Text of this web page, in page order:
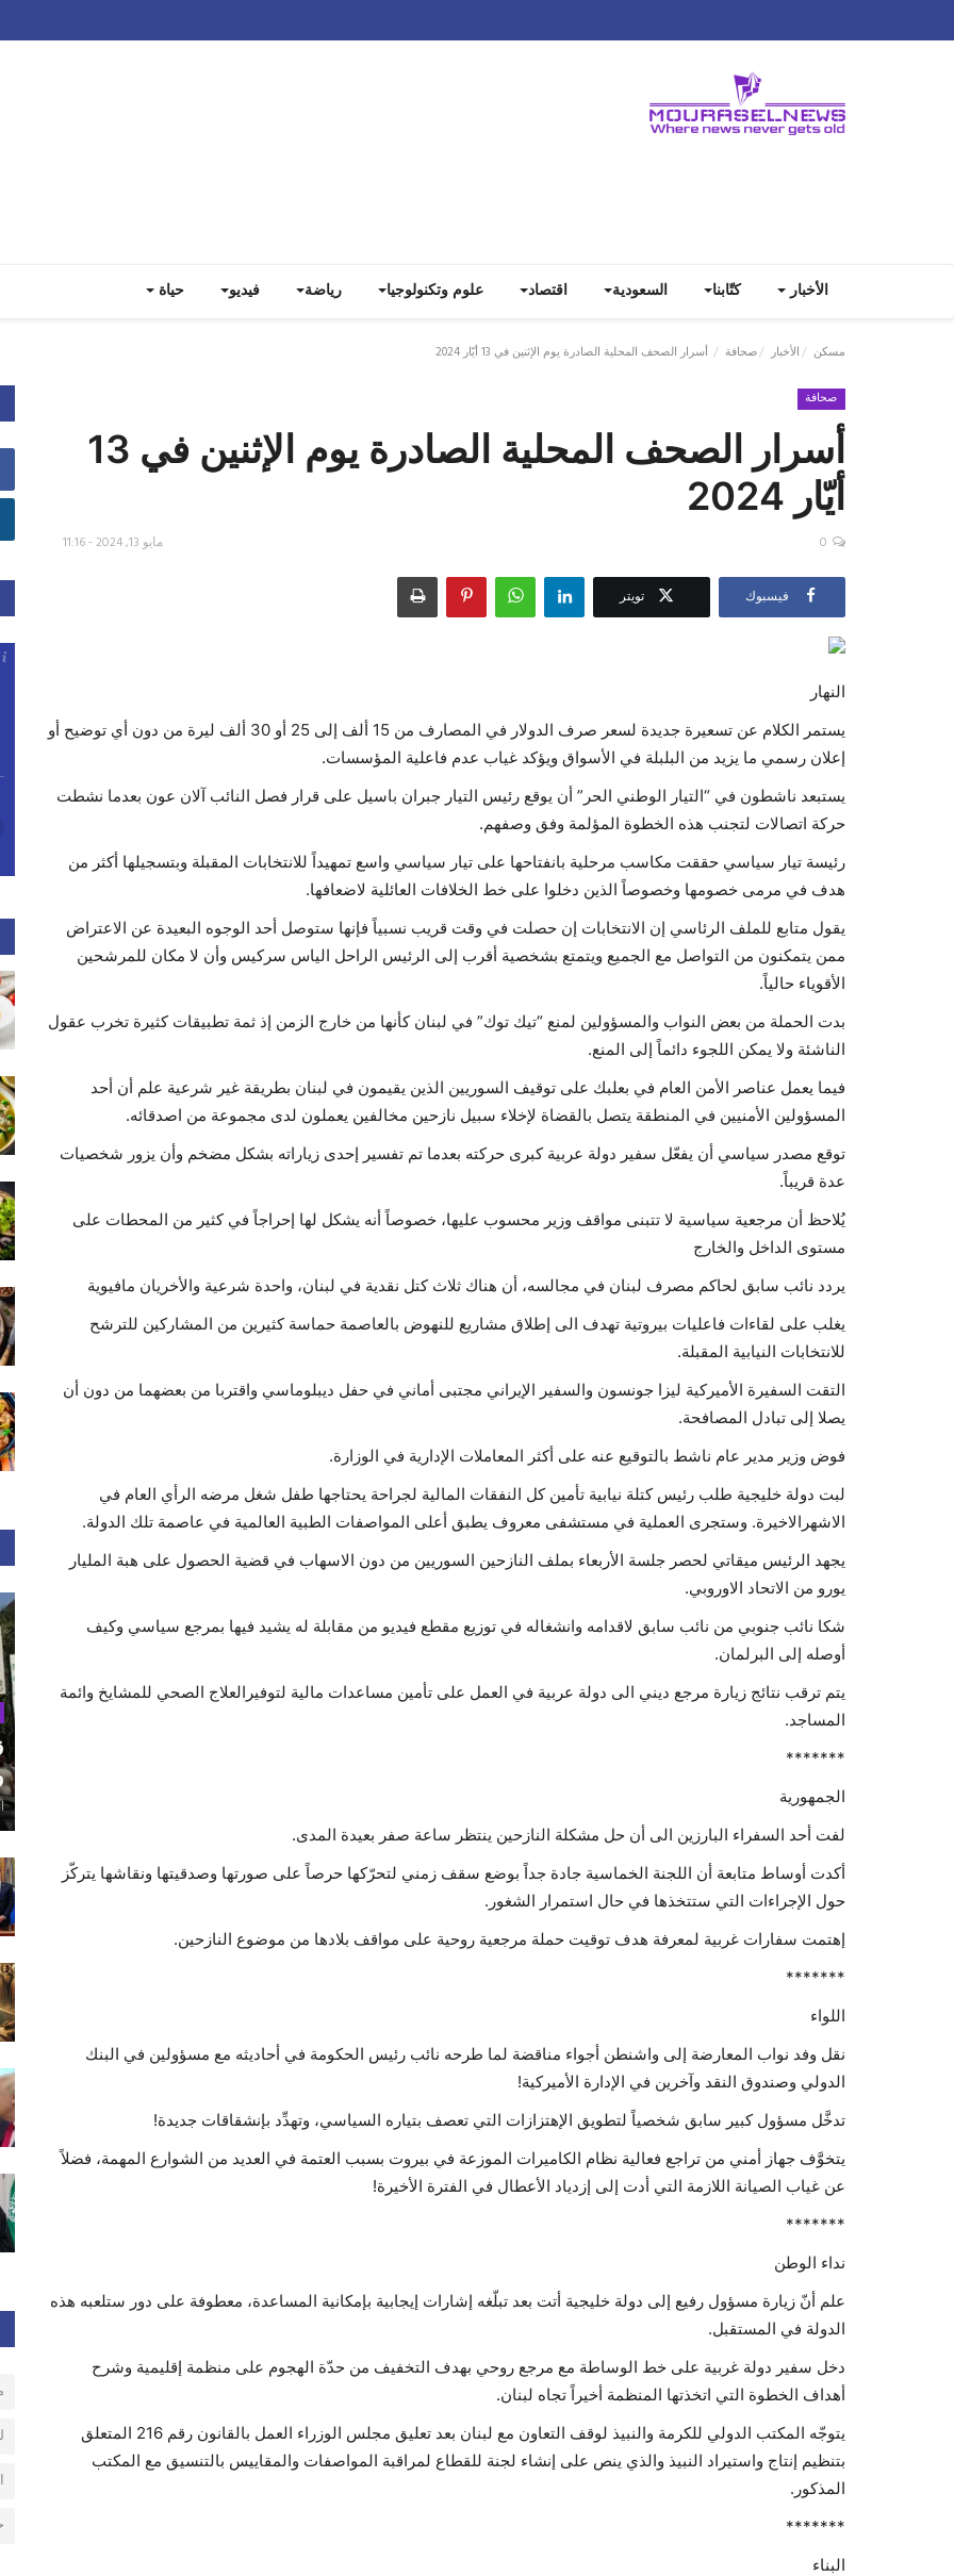
الأخبار كتّابنا السعودية اقتصاد علوم وتكنولوجيا رياضة فيديو حياة
مسكن الأخبار صحافة أسرار الصحف المحلية الصادرة يوم الإثنين في 13 أيّار 2024
صحافة
أسرار الصحف المحلية الصادرة يوم الإثنين في 13
أيّار 2024
مايو 13, 2024 - 11:16 0
فيسبوك تويتر
النهار
يستمر الكلام عن تسعيرة جديدة لسعر صرف الدولار في المصارف من 15 ألف إلى 25 أو 30 ألف ليرة من دون أي توضيح أو
إعلان رسمي ما يزيد من البلبلة في الأسواق ويؤكد غياب عدم فاعلية المؤسسات.
يستبعد ناشطون في “التيار الوطني الحر” أن يوقع رئيس التيار جبران باسيل على قرار فصل النائب آلان عون بعدما نشطت
حركة اتصالات لتجنب هذه الخطوة المؤلمة وفق وصفهم.
رئيسة تيار سياسي حققت مكاسب مرحلية بانفتاحها على تيار سياسي واسع تمهيداً للانتخابات المقبلة وبتسجيلها أكثر من
هدف في مرمى خصومها وخصوصاً الذين دخلوا على خط الخلافات العائلية لاضعافها.
يقول متابع للملف الرئاسي إن الانتخابات إن حصلت في وقت قريب نسبياً فإنها ستوصل أحد الوجوه البعيدة عن الاعتراض
ممن يتمكنون من التواصل مع الجميع ويتمتع بشخصية أقرب إلى الرئيس الراحل الياس سركيس وأن لا مكان للمرشحين
الأقوياء حالياً.
بدت الحملة من بعض النواب والمسؤولين لمنع “تيك توك” في لبنان كأنها من خارج الزمن إذ ثمة تطبيقات كثيرة تخرب عقول
الناشئة ولا يمكن اللجوء دائماً إلى المنع.
فيما يعمل عناصر الأمن العام في بعلبك على توقيف السوريين الذين يقيمون في لبنان بطريقة غير شرعية علم أن أحد
المسؤولين الأمنيين في المنطقة يتصل بالقضاة لإخلاء سبيل نازحين مخالفين يعملون لدى مجموعة من اصدقائه.
توقع مصدر سياسي أن يفعّل سفير دولة عربية كبرى حركته بعدما تم تفسير إحدى زياراته بشكل مضخم وأن يزور شخصيات
عدة قريباً.
يُلاحظ أن مرجعية سياسية لا تتبنى مواقف وزير محسوب عليها، خصوصاً أنه يشكل لها إحراجاً في كثير من المحطات على
مستوى الداخل والخارج
يردد نائب سابق لحاكم مصرف لبنان في مجالسه، أن هناك ثلاث كتل نقدية في لبنان، واحدة شرعية والأخريان مافيوية
يغلب على لقاءات فاعليات بيروتية تهدف الى إطلاق مشاريع للنهوض بالعاصمة حماسة كثيرين من المشاركين للترشح
للانتخابات النيابية المقبلة.
التقت السفيرة الأميركية ليزا جونسون والسفير الإيراني مجتبى أماني في حفل ديبلوماسي واقتربا من بعضهما من دون أن
يصلا إلى تبادل المصافحة.
فوض وزير مدير عام ناشط بالتوقيع عنه على أكثر المعاملات الإدارية في الوزارة.
لبت دولة خليجية طلب رئيس كتلة نيابية تأمين كل النفقات المالية لجراحة يحتاجها طفل شغل مرضه الرأي العام في
الاشهرالاخيرة. وستجرى العملية في مستشفى معروف يطبق أعلى المواصفات الطبية العالمية في عاصمة تلك الدولة.
يجهد الرئيس ميقاتي لحصر جلسة الأربعاء بملف النازحين السوريين من دون الاسهاب في قضية الحصول على هبة المليار
يورو من الاتحاد الاوروبي.
شكا نائب جنوبي من نائب سابق لاقدامه وانشغاله في توزيع مقطع فيديو من مقابلة له يشيد فيها بمرجع سياسي وكيف
أوصله إلى البرلمان.
يتم ترقب نتائج زيارة مرجع ديني الى دولة عربية في العمل على تأمين مساعدات مالية لتوفيرالعلاج الصحي للمشايخ وائمة
المساجد.
*******
الجمهورية
لفت أحد السفراء البارزين الى أن حل مشكلة النازحين ينتظر ساعة صفر بعيدة المدى.
أكدت أوساط متابعة أن اللجنة الخماسية جادة جداً بوضع سقف زمني لتحرّكها حرصاً على صورتها وصدقيتها ونقاشها يتركّز
حول الإجراءات التي ستتخذها في حال استمرار الشغور.
إهتمت سفارات غربية لمعرفة هدف توقيت حملة مرجعية روحية على مواقف بلادها من موضوع النازحين.
*******
اللواء
نقل وفد نواب المعارضة إلى واشنطن أجواء مناقضة لما طرحه نائب رئيس الحكومة في أحاديثه مع مسؤولين في البنك
الدولي وصندوق النقد وآخرين في الإدارة الأميركية!
تدخَّل مسؤول كبير سابق شخصياً لتطويق الإهتزازات التي تعصف بتياره السياسي، وتهدِّد بإنشقاقات جديدة!
يتخوَّف جهاز أمني من تراجع فعالية نظام الكاميرات الموزعة في بيروت بسبب العتمة في العديد من الشوارع المهمة، فضلاً
عن غياب الصيانة اللازمة التي أدت إلى إزدياد الأعطال في الفترة الأخيرة!
*******
نداء الوطن
علم أنّ زيارة مسؤول رفيع إلى دولة خليجية أتت بعد تبلّغه إشارات إيجابية بإمكانية المساعدة، معطوفة على دور ستلعبه هذه
الدولة في المستقبل.
‎دخل سفير دولة غربية على خط الوساطة مع مرجع روحي بهدف التخفيف من حدّة الهجوم على منظمة إقليمية وشرح
أهداف الخطوة التي اتخذتها المنظمة أخيراً تجاه لبنان.
يتوجّه المكتب الدولي للكرمة والنبيذ لوقف التعاون مع لبنان بعد تعليق مجلس الوزراء العمل بالقانون رقم 216 المتعلق
بتنظيم إنتاج واستيراد النبيذ والذي ينص على إنشاء لجنة للقطاع لمراقبة المواصفات والمقاييس بالتنسيق مع المكتب
المذكور.
*******
البناء